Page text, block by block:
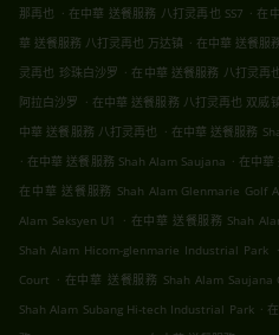
那再也 . 在中華 送餐服務 八打灵再也 SS7 . 在
華 送餐服務 八打灵再也 万达镇 . 在中華 送餐服
灵再也 珍珠白沙罗 . 在中華 送餐服務 八打灵再
阿拉白沙罗 . 在中華 送餐服務 八打灵再也 双威
中華 送餐服務 八打灵再也 . 在中華 送餐服務
. 在中華 送餐服務 Shah Alam Saujana . 在中華
在中華 送餐服務 Shah Alam Glenmarie Golf
Alam Seksyen U1
. 在中華 送餐服務 Shah
Shah Alam Hicom-glenmarie Industrial Park .
Court . 在中華 送餐服務 Shah Alam Saujana
Shah Alam Subang Hi-tech Industrial Park .